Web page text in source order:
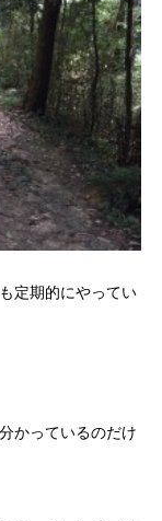
定期的にやってい
かっているのだけ